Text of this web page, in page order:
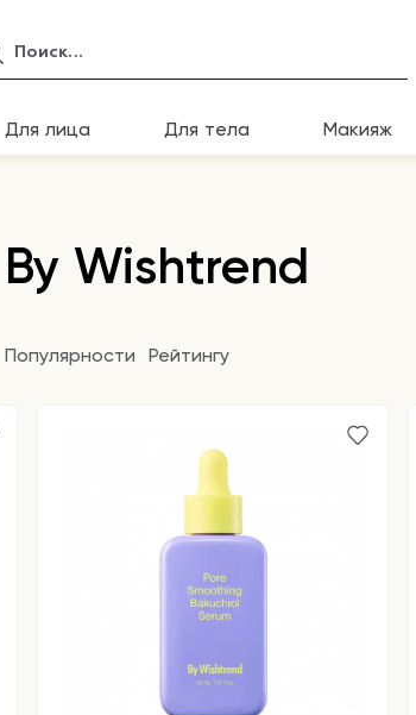
Для лица Для тела Макияж
Wishtrend
Популярности Рейтингу